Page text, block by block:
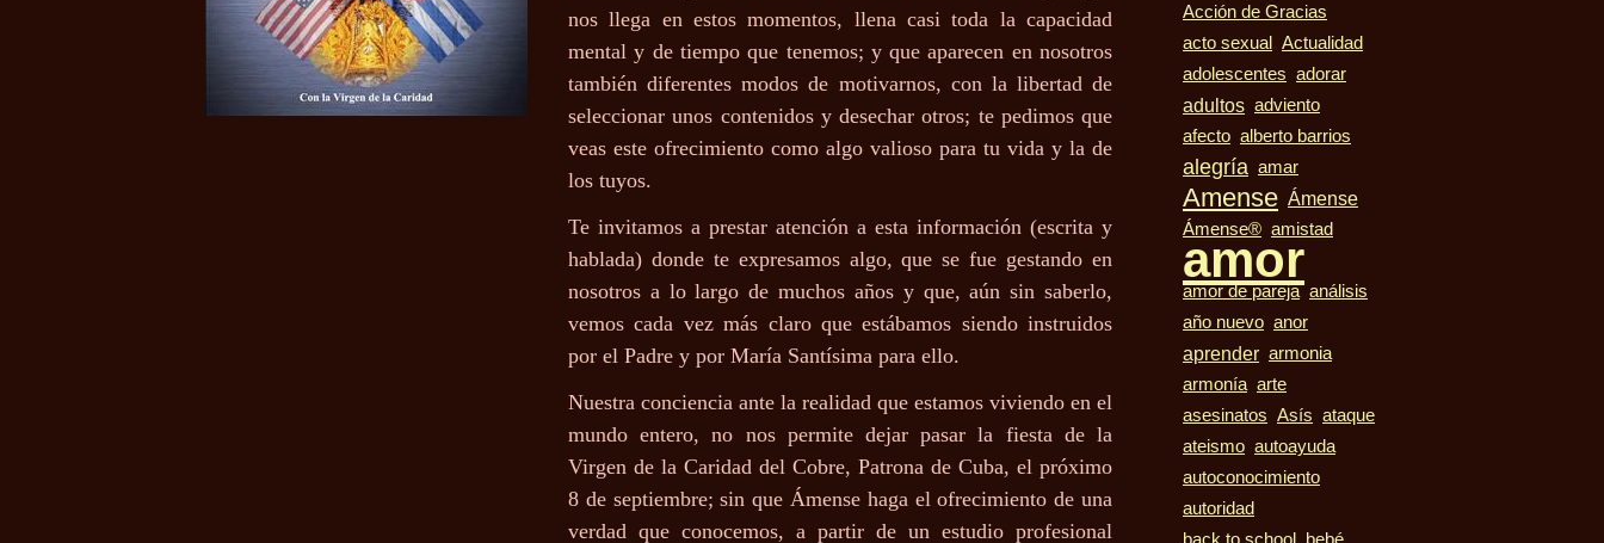
nos llega en estos momentos, llena casi toda la capacidad
mental y de tiempo que tenemos; y que aparecen en nosotros
también diferentes modos de motivarnos, con la libertad de
seleccionar unos contenidos y desechar otros; te pedimos que
veas este ofrecimiento como algo valioso para tu vida y la de
los tuyos.
Te invitamos a prestar atención a esta información (escrita y
hablada) donde te expresamos algo, que se fue gestando en
nosotros a lo largo de muchos años y que, aún sin saberlo,
vemos cada vez más claro que estábamos siendo instruidos
por el Padre y por María Santísima para ello.
Nuestra conciencia ante la realidad que estamos viviendo en el
mundo entero, no nos permite dejar pasar la fiesta de la
Virgen de la Caridad del Cobre, Patrona de Cuba, el próximo
8 de septiembre; sin que Ámense haga el ofrecimiento de una
verdad que conocemos, a partir de un estudio profesional
Acción de Gracias
acto sexual
Actualidad
adolescentes adorar
adultos adviento
afecto alberto barrios
alegría amar
Amense Ámense
Ámense® amistad
amor
amor de pareja análisis
año nuevo anor
aprender armonia
armonía arte
asesinatos Asís ataque
ateismo autoayuda
autoconocimiento
autoridad
bebé